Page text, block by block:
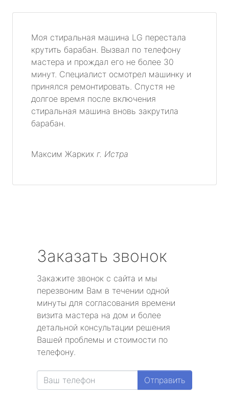
Моя стиральная машина LG перестала
крутить барабан. Вызвал по телефону
мастера и прождал его не более 30
минут. Специалист осмотрел машинку и
принялся ремонтировать. Спустя не
долгое время после включения
стиральная машина вновь закрутила
барабан.
Максим Жарких г. Истра
Заказать звонок
Закажите звонок с сайта и мы
перезвоним Вам в течении одной
минуты для согласования времени
визита мастера на дом и более
детальной консультации решения
Вашей проблемы и стоимости по
телефону.
Отправить